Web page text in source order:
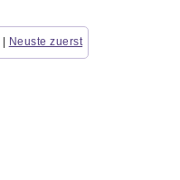
Neuste zuerst